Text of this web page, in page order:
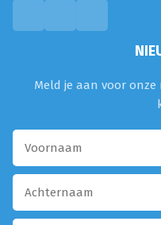
Meld je aan voor